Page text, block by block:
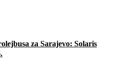
za Sarajevo: Solaris